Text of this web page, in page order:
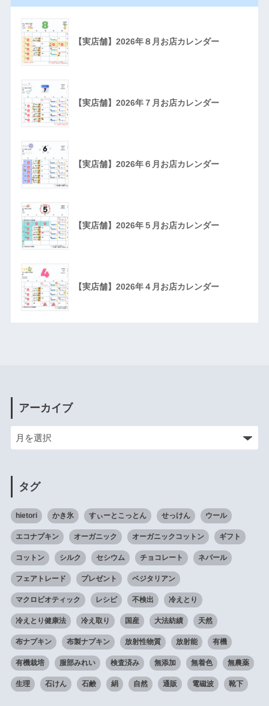
【実店舗】2026年８月お店カレンダー
【実店舗】2026年７月お店カレンダー
【実店舗】2026年６月お店カレンダー
【実店舗】2026年５月お店カレンダー
【実店舗】2026年４月お店カレンダー
アーカイブ
タグ
hietori かき氷 すぃーとこっとん せっけん ウール
エコナプキン オーガニック オーガニックコットン ギフト
コットン シルク セシウム チョコレート ネパール
フェアトレード プレゼント ベジタリアン
マクロビオティック レシピ 不検出 冷えとり
冷えとり健康法 冷え取り 国産 大法紡績 天然
布ナプキン 布製ナプキン 放射性物質 放射能 有機
有機栽培 服部みれい 検査済み 無添加 無着色 無農薬
生理 石けん 石鹸 絹 自然 通販 電磁波 靴下